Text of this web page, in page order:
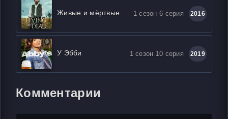
Живые и мёртвые 1 сезон 6 серия 2016
У Эбби 1 сезон 10 серия 2019
Комментарии